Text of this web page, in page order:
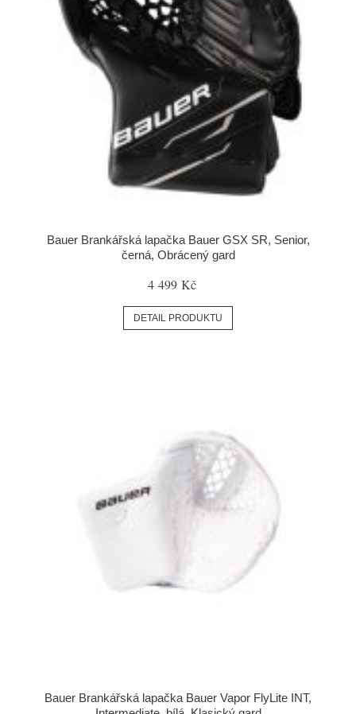
Bauer Brankářská lapačka Bauer GSX SR, Senior,
černá, Obrácený gard
4 499 Kč
DETAIL PRODUKTU
Bauer Brankářská lapačka Bauer Vapor FlyLite INT,